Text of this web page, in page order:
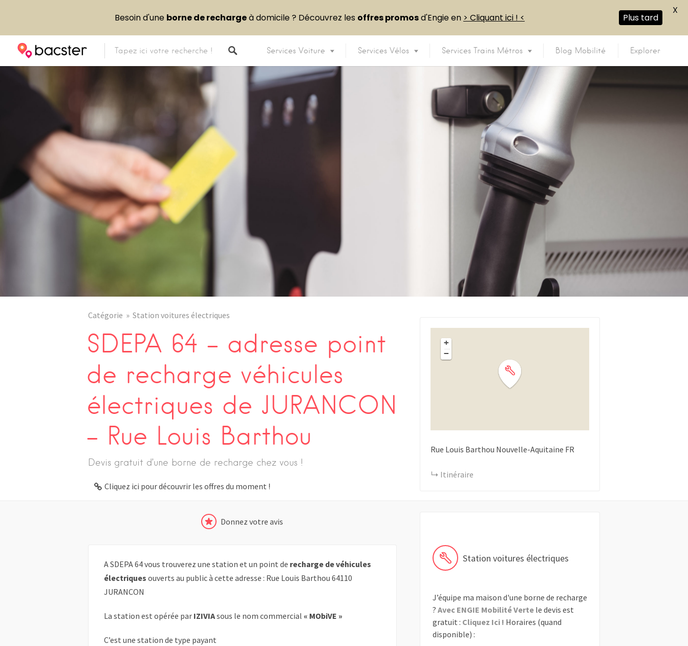
Services Voiture Services Vélos Services Trains Métros Blog Mobilité Explorer
Catégorie Station voitures électriques
SDEPA 64 – adresse point
de recharge véhicules
électriques de JURANCON
– Rue Louis Barthou
Devis gratuit d’une borne de recharge chez vous !
Cliquez ici pour découvrir les offres du moment !
Donnez votre avis
A SDEPA 64 vous trouverez une station et un point de recharge de véhicules
électriques ouverts au public à cette adresse : Rue Louis Barthou 64110
JURANCON
La station est opérée par IZIVIAsous le nom commercial « MObiVE »
C’est une station de type payant
+
−
Rue Louis Barthou Nouvelle-Aquitaine FR
Itinéraire
Station voitures électriques
J’équipe ma maison d'une borne de recharge
? Avec ENGIE Mobilité Vertele devis est
gratuit : Cliquez Ici ! Horaires (quand
disponible) :
Besoin d'une borne de rechargeà domicile ? Découvrez les offres promosd'Engie en > Cliquant ici ! < Plus tard
X